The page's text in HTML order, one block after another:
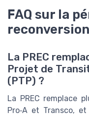
FAQ sur la
reconversion
La PREC
Projet de
(PTP) ?
La PREC remplace
Pro‑A et Transco,